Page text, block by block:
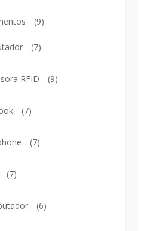
(9)
(7)
RFID (9)
(7)
(7)
(7)
(6)